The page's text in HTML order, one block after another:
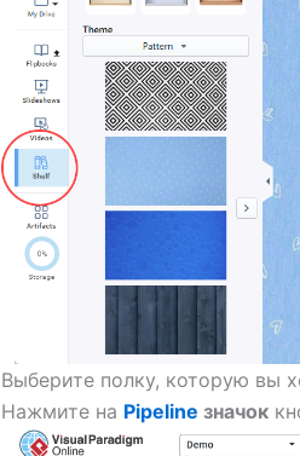
Выберите полку, которую вы
Нажмите на Pipeline значок